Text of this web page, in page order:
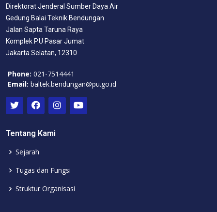
Direktorat Jenderal Sumber Daya Air
Gedung Balai Teknik Bendungan
Jalan Sapta Taruna Raya
Komplek P.U Pasar Jumat
Jakarta Selatan, 12310
Phone: 021-7514441
Email: baltek.bendungan@pu.go.id
Tentang Kami
Sejarah
Tugas dan Fungsi
Struktur Organisasi